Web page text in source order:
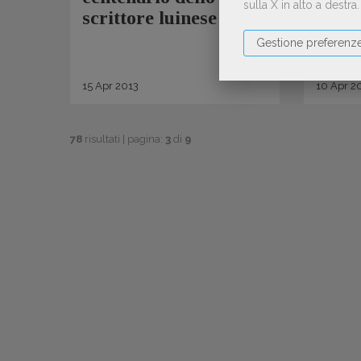
sulla X in alto a destra.
Gestione
scrittore luinese
15 Apr 2013 10 Apr
78 risultati | pagina: 3 di 9